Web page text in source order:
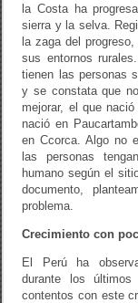
la Costa ha
sierra y la selva.
la zaga del
sus entornos
tienen las personas
y se constata que
mejorar, el que
nació en
en Ccorca. Algo no
las personas
humano según el
documento,
problema.
Crecimiento con
El Perú ha
durante los
contentos con este